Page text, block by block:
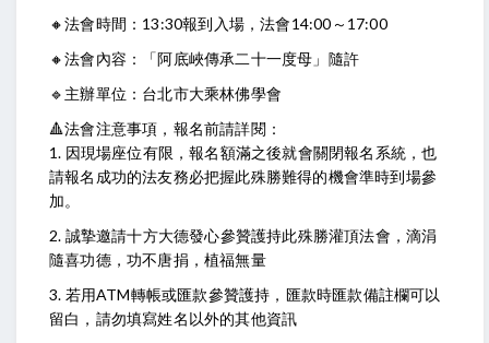
🔸法會時間：13:30報到入場，法會14:00～17:00
🔸法會內容：「阿底峽傳承二十一度母」隨許
🔹主辦單位：台北市大乘林佛學會
🔺法會注意事項，報名前請詳閱：
1. 因現場座位有限，報名額滿之後就會關閉報名系統，也
請報名成功的法友務必把握此殊勝難得的機會準時到場參
加。
2. 誠摯邀請十方大德發心參贊護持此殊勝灌頂法會，滴涓
隨喜功德，功不唐捐，植福無量
3. 若用ATM轉帳或匯款參贊護持，匯款時匯款備註欄可以
留白，請勿填寫姓名以外的其他資訊